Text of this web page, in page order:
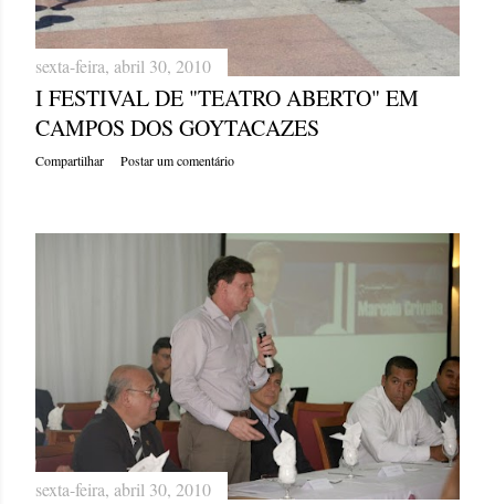
s
sexta-feira, abril 30, 2010
I FESTIVAL DE "TEATRO ABERTO" EM
CAMPOS DOS GOYTACAZES
Compartilhar Postar um comentário
sexta-feira, abril 30, 2010